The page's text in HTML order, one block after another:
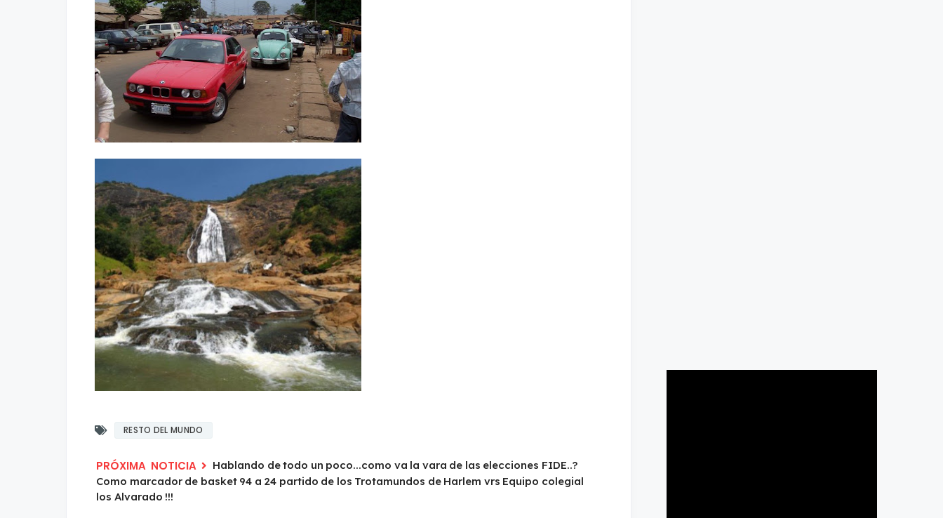
RESTO DEL MUNDO
Hablando de todo un poco...como va la vara de las elecciones FIDE..?
Como marcador de basket 94 a 24 partido de los Trotamundos de Harlem vrs Equipo colegial
los Alvarado !!!